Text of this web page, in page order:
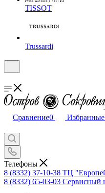
TISSOT
Trussardi
Сравнение0
Телефоны
8 (8332) 37-10-38 ТЦ
8 (8332) 65-03-03 Сервисный